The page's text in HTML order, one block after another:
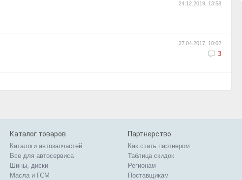
24.12.2019, 13:58
27.04.2017, 10:02
3
Каталог товаров
Каталоги автозапчастей
Все для автосервиса
Шины, диски
Масла и ГСМ
Партнерство
Как стать партнером
Таблица скидок
Регионам
Поставщикам